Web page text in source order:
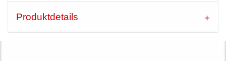
Produktdetails